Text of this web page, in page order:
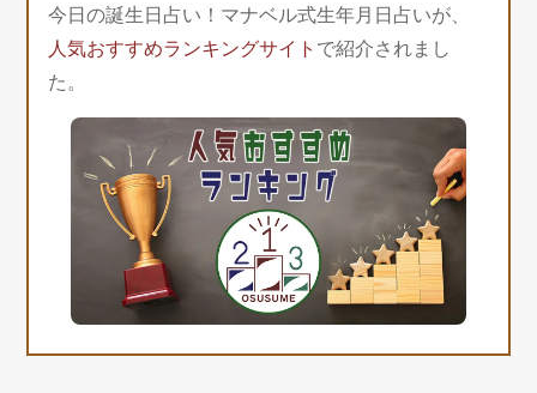
今日の誕生日占い！マナベル式生年月日占いが、
人気おすすめランキングサイト で紹介されまし
た。